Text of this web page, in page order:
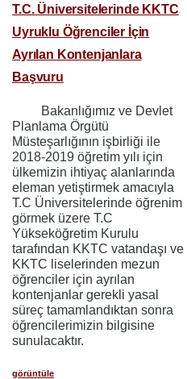
T.C. Üniversitelerinde KKTC
Uyruklu Öğrenciler İçin
Ayrılan Kontenjanlara
Başvuru
Bakanlığımız ve Devlet
Planlama Örgütü
Müsteşarlığının işbirliği ile
2018-2019 öğretim yılı için
ülkemizin ihtiyaç alanlarında
eleman yetiştirmek amacıyla
T.C Üniversitelerinde öğrenim
görmek üzere T.C
Yükseköğretim Kurulu
tarafından KKTC vatandaşı ve
KKTC liselerinden mezun
öğrenciler için ayrılan
kontenjanlar gerekli yasal
süreç tamamlandıktan sonra
öğrencilerimizin bilgisine
sunulacaktır.
görüntüle